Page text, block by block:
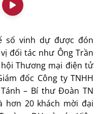
số vinh dự được đón
đối tác như Ông Trần
Thương mại điện tử
đốc Công ty TNHH
– Bí thư Đoàn TN
hơn 20 khách mời đại